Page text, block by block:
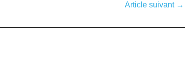
Article suivant →